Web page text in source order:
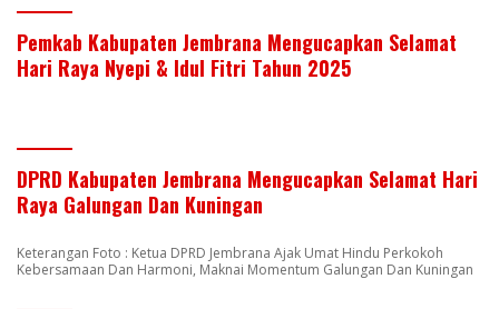
Pemkab Kabupaten Jembrana Mengucapkan Selamat
Hari Raya Nyepi & Idul Fitri Tahun 2025
DPRD Kabupaten Jembrana Mengucapkan Selamat Hari
Raya Galungan Dan Kuningan
Keterangan Foto : Ketua DPRD Jembrana Ajak Umat Hindu Perkokoh
Kebersamaan Dan Harmoni, Maknai Momentum Galungan Dan Kuningan